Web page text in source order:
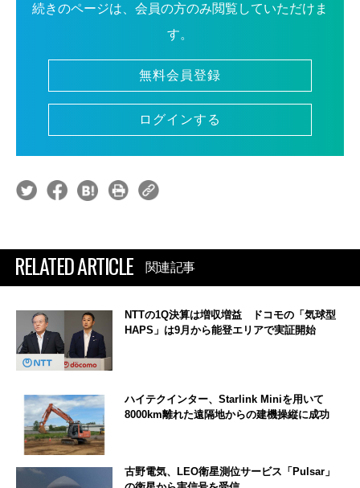
続きのページは、会員の方のみ閲覧していただけま
す。
無料会員登録
ログインする
RELATED ARTICLE 関連記事
NTTの1Q決算は増収増益 ドコモの「気球型
HAPS」は9月から能登エリアで実証開始
ハイテクインター、Starlink Miniを用いて
8000km離れた遠隔地からの建機操縦に成功
古野電気、LEO衛星測位サービス「Pulsar」